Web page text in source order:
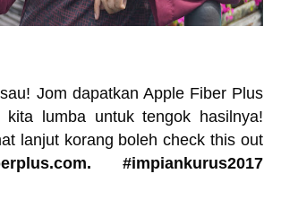
Jom dapatkan Apple Fiber Plus
kita lumba untuk tengok hasilnya!
lanjut korang boleh check this out
#impiankurus2017